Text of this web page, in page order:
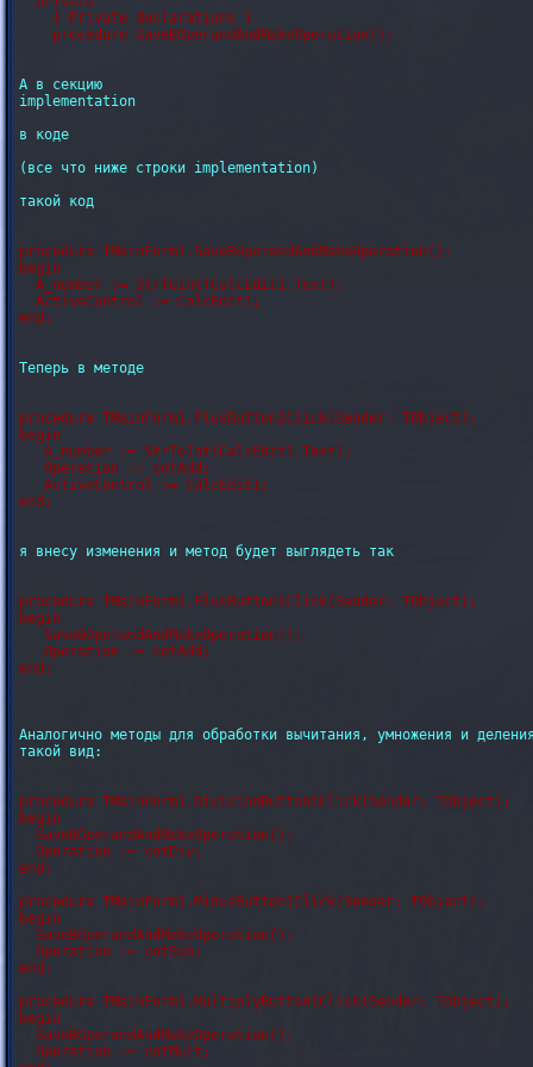
    { Private declarations }
А в секцию
implementation
в коде
(все что ниже строки implementation)
такой код
procedure TMainForm1.SaveBOperandAndMakeOperation();
begin
  A_number := StrToInt(CalcEdit1.Text);
  ActiveControl := CalcEdit1;
Теперь в методе
procedure TMainForm1.PlusButton1Click(Sender: TObject);
begin
   A_number := StrToInt(CalcEdit1.Text);
   Operation := cotAdd;
   ActiveControl := CalcEdit1;
я внесу изменения и метод будет выглядеть так
procedure TMainForm1.PlusButton1Click(Sender: TObject);
begin
   SaveBOperandAndMakeOperation();
   Operation := cotAdd;
Аналогично методы для обработки вычитания, умножения и
такой вид:
procedure TMainForm1.DivisionButton1Click(Sender: TObject);
begin
  SaveBOperandAndMakeOperation();
  Operation := cotDiv;
end;
procedure TMainForm1.MinusButton1Click(Sender: TObject);
begin
  SaveBOperandAndMakeOperation();
  Operation := cotSub;
end;
procedure TMainForm1.MultiplyButton1Click(Sender: TObject);
begin
  SaveBOperandAndMakeOperation();
  Operation := cotMult;